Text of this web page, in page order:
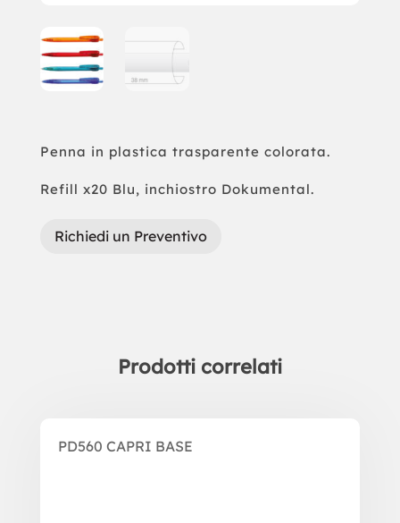
Penna in plastica trasparente colorata.
Refill x20 Blu, inchiostro Dokumental.
Richiedi un Preventivo
Prodotti correlati
PD560 CAPRI BASE